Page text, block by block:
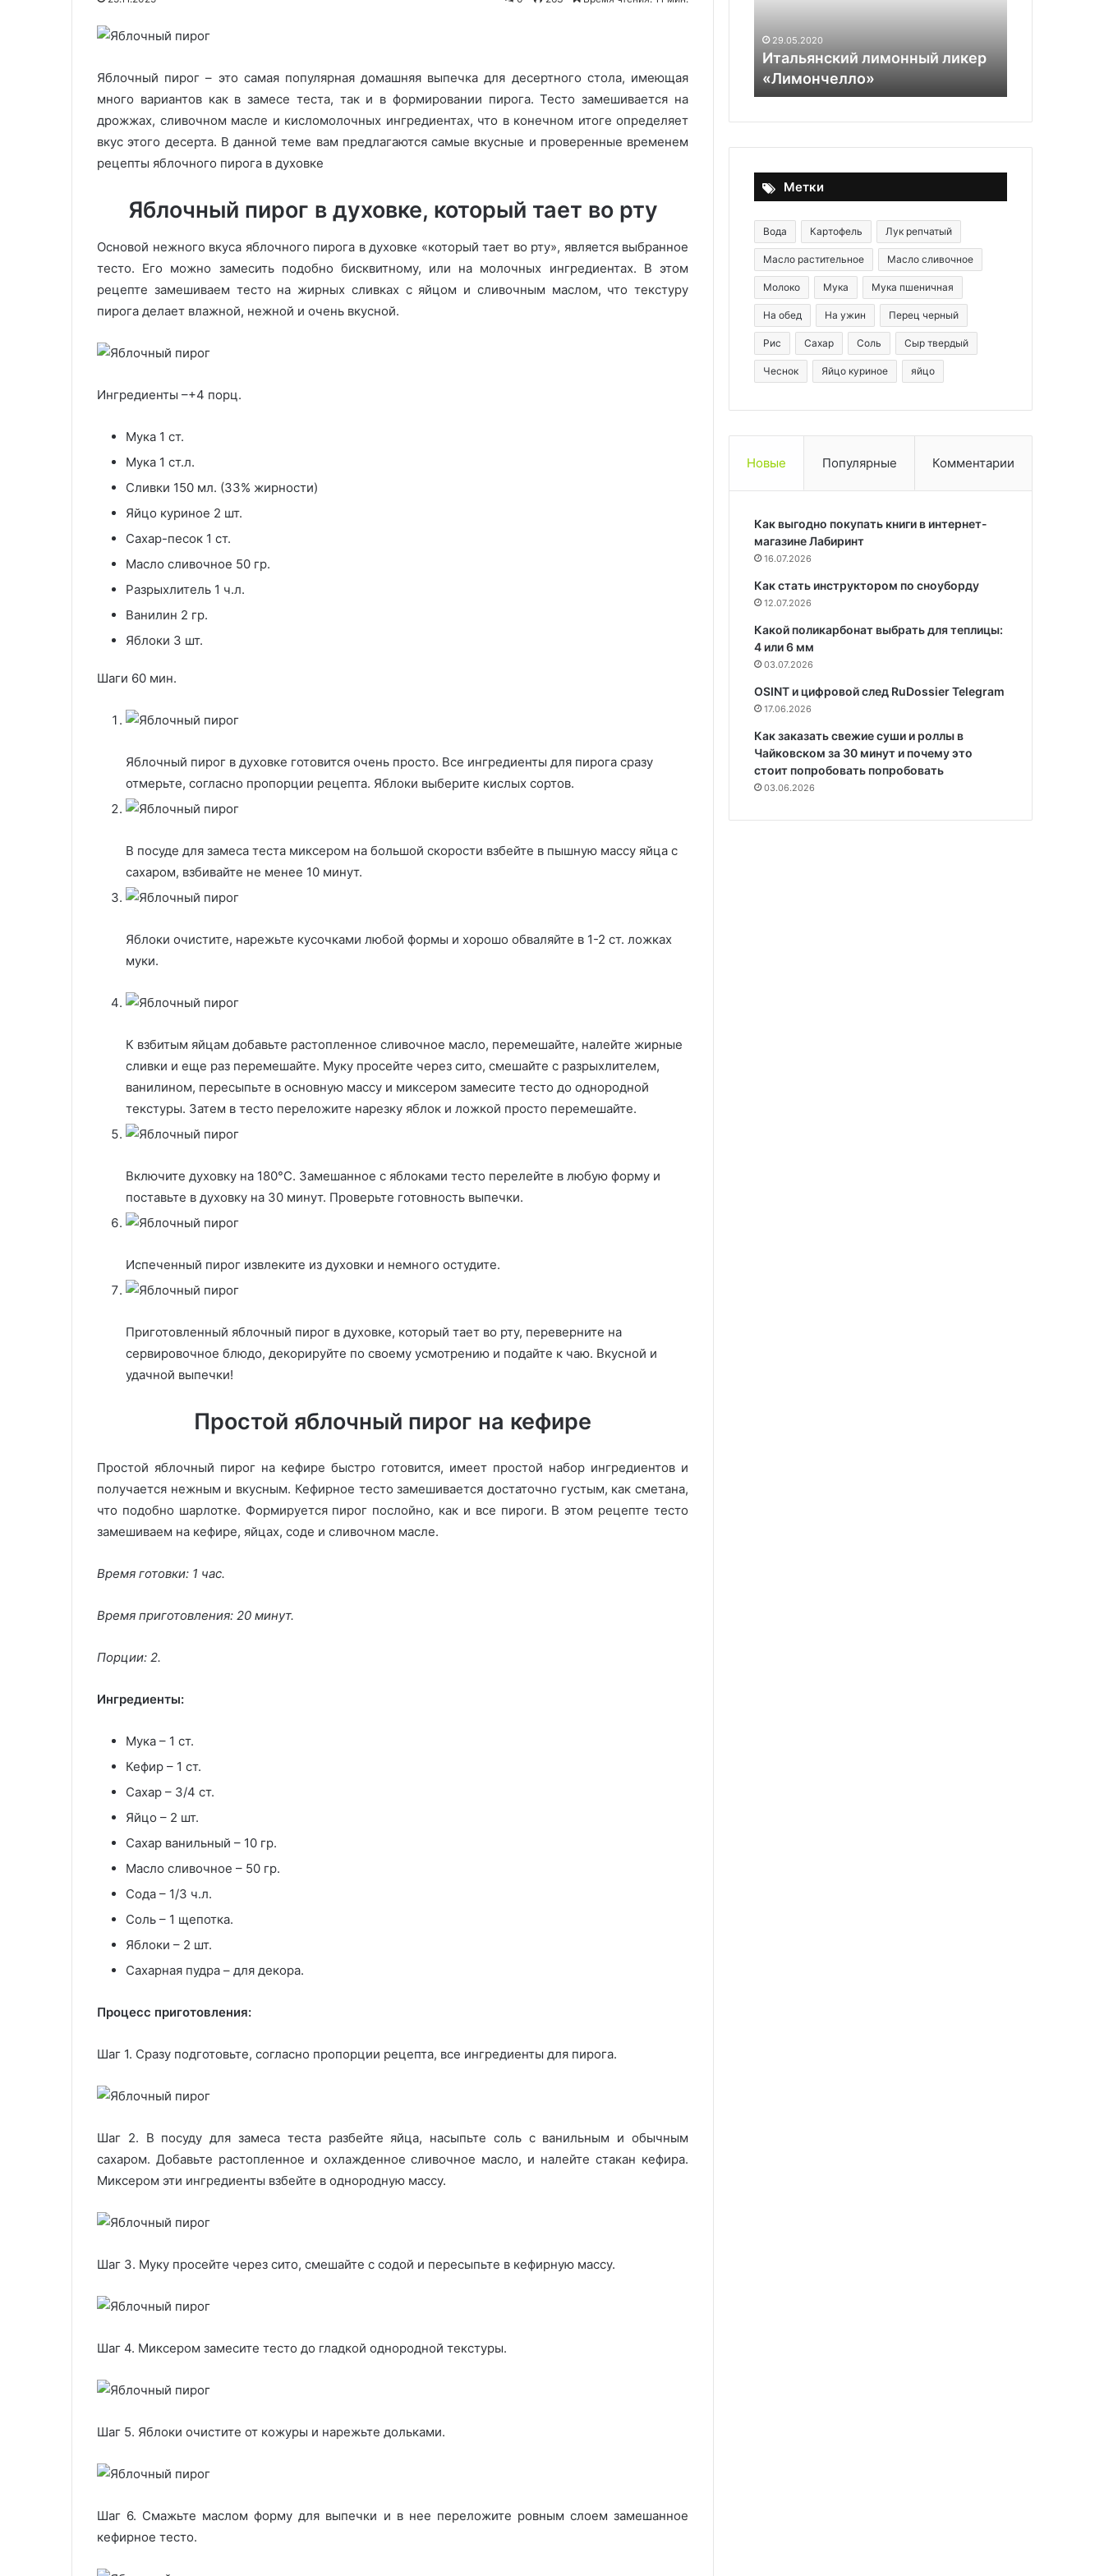
Яблочный пирог – это самая популярная домашняя выпечка для десертного стола, имеющая
много вариантов как в замесе теста, так и в формировании пирога. Тесто замешивается на
дрожжах, сливочном масле и кисломолочных ингредиентах, что в конечном итоге определяет
вкус этого десерта. В данной теме вам предлагаются самые вкусные и проверенные временем
рецепты яблочного пирога в духовке
Яблочный пирог в духовке, который тает во рту
Основой нежного вкуса яблочного пирога в духовке «который тает во рту», является выбранное
тесто. Его можно замесить подобно бисквитному, или на молочных ингредиентах. В этом
рецепте замешиваем тесто на жирных сливках с яйцом и сливочным маслом, что текстуру
пирога делает влажной, нежной и очень вкусной.
Ингредиенты –+4 порц.
Мука 1 ст.
Мука 1 ст.л.
Сливки 150 мл. (33% жирности)
Яйцо куриное 2 шт.
Сахар-песок 1 ст.
Масло сливочное 50 гр.
Разрыхлитель 1 ч.л.
Ванилин 2 гр.
Яблоки 3 шт.
Шаги 60 мин.
Яблочный пирог в духовке готовится очень просто. Все ингредиенты для пирога сразу
отмерьте, согласно пропорции рецепта. Яблоки выберите кислых сортов.
В посуде для замеса теста миксером на большой скорости взбейте в пышную массу яйца с
сахаром, взбивайте не менее 10 минут.
Яблоки очистите, нарежьте кусочками любой формы и хорошо обваляйте в 1-2 ст. ложках
муки.
К взбитым яйцам добавьте растопленное сливочное масло, перемешайте, налейте жирные
сливки и еще раз перемешайте. Муку просейте через сито, смешайте с разрыхлителем,
ванилином, пересыпьте в основную массу и миксером замесите тесто до однородной
текстуры. Затем в тесто переложите нарезку яблок и ложкой просто перемешайте.
Включите духовку на 180°С. Замешанное с яблоками тесто перелейте в любую форму и
поставьте в духовку на 30 минут. Проверьте готовность выпечки.
Испеченный пирог извлеките из духовки и немного остудите.
Приготовленный яблочный пирог в духовке, который тает во рту, переверните на
сервировочное блюдо, декорируйте по своему усмотрению и подайте к чаю. Вкусной и
удачной выпечки!
Простой яблочный пирог на кефире
Простой яблочный пирог на кефире быстро готовится, имеет простой набор ингредиентов и
получается нежным и вкусным. Кефирное тесто замешивается достаточно густым, как сметана,
что подобно шарлотке. Формируется пирог послойно, как и все пироги. В этом рецепте тесто
замешиваем на кефире, яйцах, соде и сливочном масле.
Время готовки: 1 час.
Время приготовления: 20 минут.
Порции: 2.
Ингредиенты:
Мука – 1 ст.
Кефир – 1 ст.
Сахар – 3/4 ст.
Яйцо – 2 шт.
Сахар ванильный – 10 гр.
Масло сливочное – 50 гр.
Сода – 1/3 ч.л.
Соль – 1 щепотка.
Яблоки – 2 шт.
Сахарная пудра – для декора.
Процесс приготовления:
Шаг 1. Сразу подготовьте, согласно пропорции рецепта, все ингредиенты для пирога.
Шаг 2. В посуду для замеса теста разбейте яйца, насыпьте соль с ванильным и обычным
сахаром. Добавьте растопленное и охлажденное сливочное масло, и налейте стакан кефира.
Миксером эти ингредиенты взбейте в однородную массу.
Шаг 3. Муку просейте через сито, смешайте с содой и пересыпьте в кефирную массу.
Шаг 4. Миксером замесите тесто до гладкой однородной текстуры.
Шаг 5. Яблоки очистите от кожуры и нарежьте дольками.
Шаг 6. Смажьте маслом форму для выпечки и в нее переложите ровным слоем замешанное
кефирное тесто.
облепихи: ученые раскрыли,
может спасать жизни
«9 копеек»
макарон
убежать
плиту
убежать и испортить плиту
29.05.2020
Итальянский лимонный ликер
«Лимончелло»
Метки
Вода Картофель Лук репчатый
Масло растительное Масло сливочное
Молоко Мука Мука пшеничная
На обед На ужин Перец черный
Рис Сахар Соль Сыр твердый
Чеснок Яйцо куриное яйцо
Новые Популярные Комментарии
Как выгодно покупать книги в интернет-
магазине Лабиринт
16.07.2026
Как стать инструктором по сноуборду
12.07.2026
Какой поликарбонат выбрать для теплицы:
4 или 6 мм
03.07.2026
OSINT и цифровой след RuDossier Telegram
17.06.2026
Как заказать свежие суши и роллы в
Чайковском за 30 минут и почему это
стоит попробовать попробовать
03.06.2026